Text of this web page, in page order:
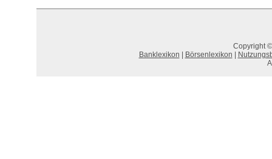
Copyright
Banklexikon
Börsenlexikon